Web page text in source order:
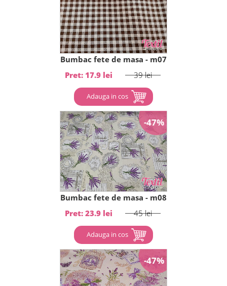
Bumbac fete de masa - m07
Pret: 17.9 lei
39 lei
Adauga in cos
-47%
Bumbac fete de masa - m08
Pret: 23.9 lei
45 lei
Adauga in cos
-47%